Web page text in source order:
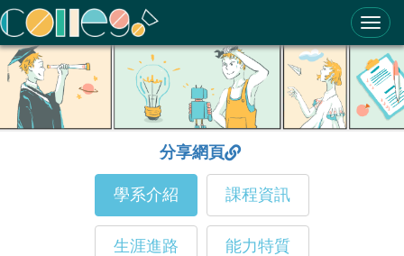
ColleGo! 大學選才與高中育才輔助系統
分享網頁
學系介紹 課程資訊
生涯進路 能力特質